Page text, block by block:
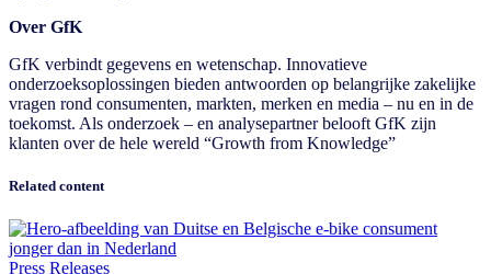
Over GfK
GfK verbindt gegevens en wetenschap. Innovatieve
onderzoeksoplossingen bieden antwoorden op belangrijke zakelijke
vragen rond consumenten, markten, merken en media – nu en in de
toekomst. Als onderzoek – en analysepartner belooft GfK zijn
klanten over de hele wereld “Growth from Knowledge”
Related content
Press Releases